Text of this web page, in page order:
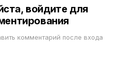
войдите для
комментарий после входа